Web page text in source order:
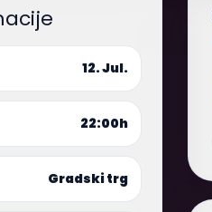
12. Jul.
22:00h
Gradski trg